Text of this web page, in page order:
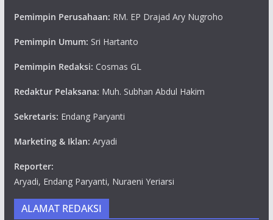
Pemimpin Perusahaan: RM. EP Drajad Ary Nugroho
Pemimpin Umum: Sri Hartanto
Pemimpin Redaksi: Cosmas GL
Redaktur Pelaksana: Muh. Subhan Abdul Hakim
Sekretaris: Endang Paryanti
Marketing & Iklan: Aryadi
Reporter:
Aryadi, Endang Paryanti, Nuraeni Yeriarsi
ALAMAT REDAKSI